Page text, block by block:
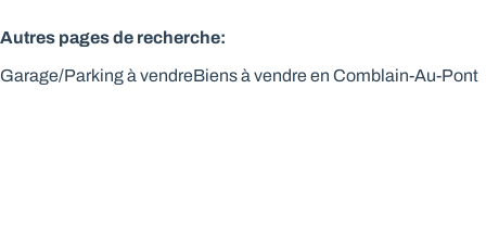
Autres pages de recherche:
Garage/Parking à vendreBiens à vendre en Comblain-Au-Pont